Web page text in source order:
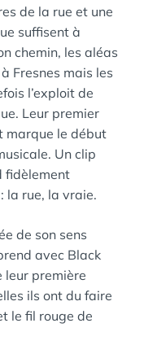
de la rue et une
suffisent à
chemin, les aléas
Fresnes mais les
l’exploit de
Leur premier
marque le début
Un clip
fidèlement
la rue, la vraie.
de son sens
avec Black
leur première
ils ont du faire
le fil rouge de